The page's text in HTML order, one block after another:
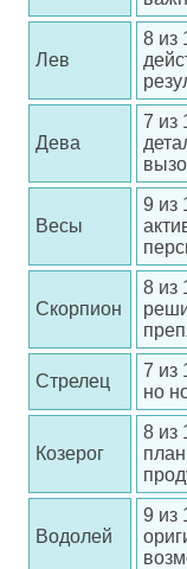
Лев
8 из
Дева
7 из
Весы
9 из
Скорпион
8 из
Стрелец
7 из
но
Козерог
8 из
Водолей
9 из